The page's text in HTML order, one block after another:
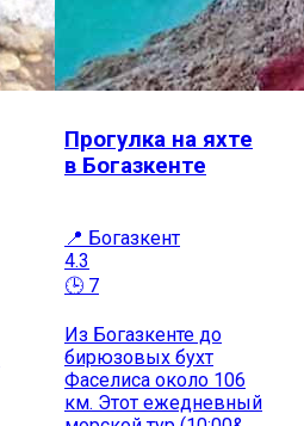
Прогулка на яхте
в Богазкенте
📍 Богазкент
4.3
🕒 7
Из Богазкенте до
бирюзовых бухт
Фаселиса около 106
км. Этот ежедневный